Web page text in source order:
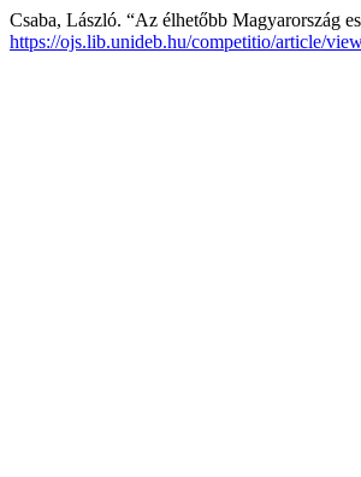
Csaba, László. “Az élhetőbb Magyarország
https://ojs.lib.unideb.hu/competitio/article/